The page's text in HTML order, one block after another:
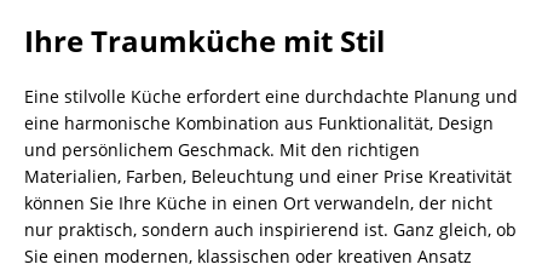
Ihre Traumküche mit Stil
Eine stilvolle Küche erfordert eine durchdachte Planung und
eine harmonische Kombination aus Funktionalität, Design
und persönlichem Geschmack. Mit den richtigen
Materialien, Farben, Beleuchtung und einer Prise Kreativität
können Sie Ihre Küche in einen Ort verwandeln, der nicht
nur praktisch, sondern auch inspirierend ist. Ganz gleich, ob
Sie einen modernen, klassischen oder kreativen Ansatz